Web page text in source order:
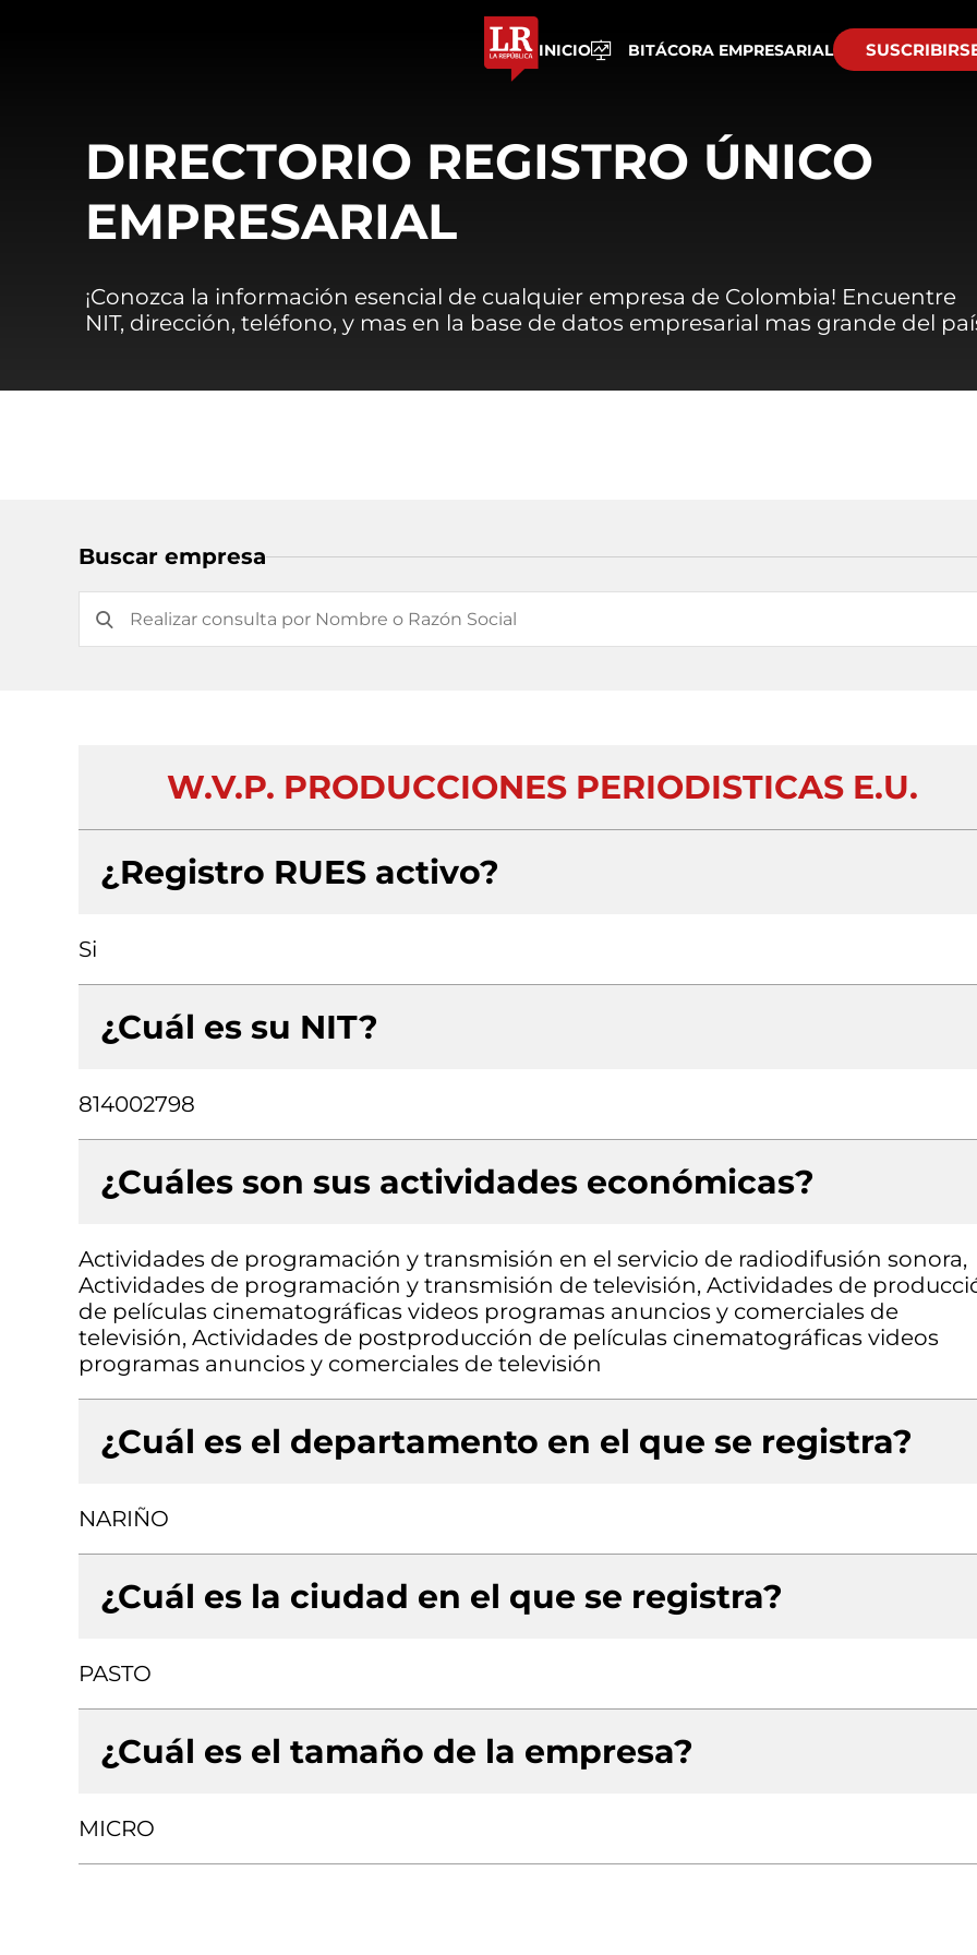
INICIO BITÁCORA EMPRESARIAL
DIRECTORIO REGISTRO ÚNICO
EMPRESARIAL
¡Conozca la información esencial de cualquier empresa de Colombia! Encuentre
NIT, dirección, teléfono, y mas en la base de datos empresarial mas grande del
Buscar empresa
W.V.P. PRODUCCIONES PERIODISTICAS E.U.
¿Registro RUES activo?
Si
¿Cuál es su NIT?
814002798
¿Cuáles son sus actividades económicas?
Actividades de programación y transmisión en el servicio de radiodifusión sonora,
Actividades de programación y transmisión de televisión, Actividades de
de películas cinematográficas videos programas anuncios y comerciales de
televisión, Actividades de postproducción de películas cinematográficas videos
programas anuncios y comerciales de televisión
¿Cuál es el departamento en el que se registra?
NARIÑO
¿Cuál es la ciudad en el que se registra?
PASTO
¿Cuál es el tamaño de la empresa?
MICRO